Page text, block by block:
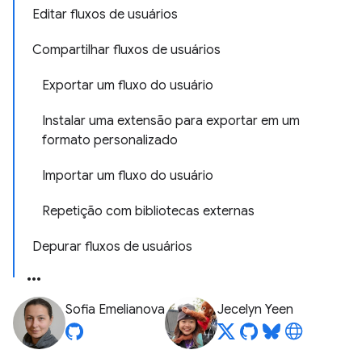
Editar fluxos de usuários
Compartilhar fluxos de usuários
Exportar um fluxo do usuário
Instalar uma extensão para exportar em um
formato personalizado
Importar um fluxo do usuário
Repetição com bibliotecas externas
Depurar fluxos de usuários
Sofia Emelianova Jecelyn Yeen